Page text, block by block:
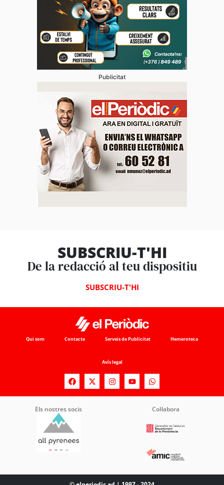
Publicitat
SUBSCRIU-T'HI
De la redacció al teu dispositiu
SUBSCRIU-T'HI
Qui som Contacte Serveis de Publicitat Hemeroteca
Avís legal
Els nostres socis Col·labora